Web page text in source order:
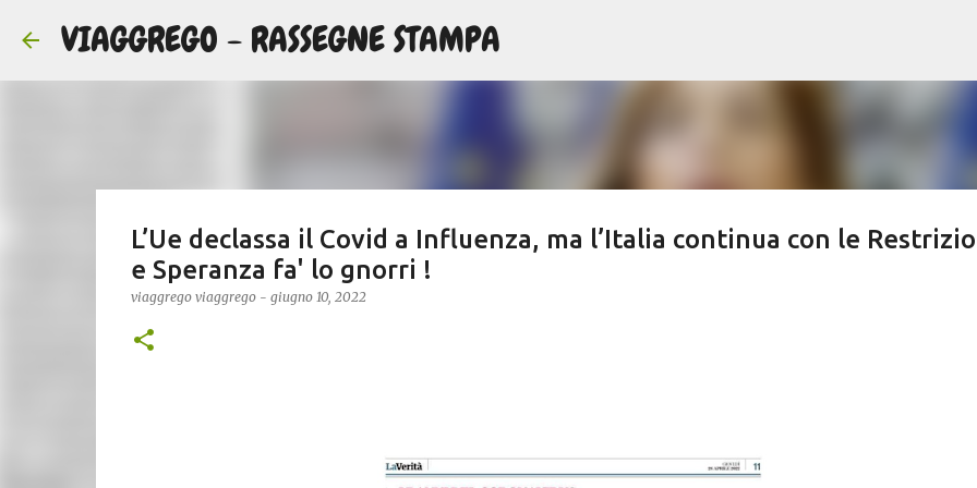
VIAGGREGO - RASSEGNE STAMPA
L’Ue declassa il Covid a Influenza, ma l’Italia continua con le
e Speranza fa' lo gnorri !
viaggrego viaggrego - giugno 10, 2022